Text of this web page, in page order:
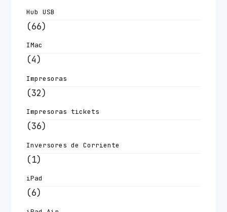
Hub USB
(66)
IMac
(4)
Impresoras
(32)
Impresoras tickets
(36)
Inversores de Corriente
(1)
iPad
(6)